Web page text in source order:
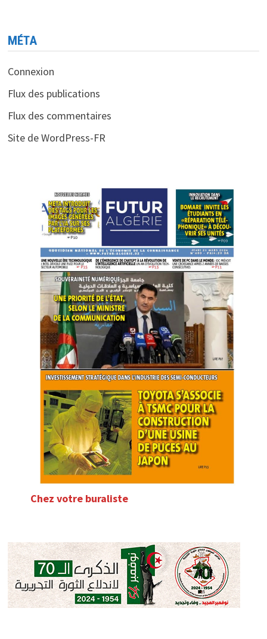
MÉTA
Connexion
Flux des publications
Flux des commentaires
Site de WordPress-FR
Chez votre buraliste